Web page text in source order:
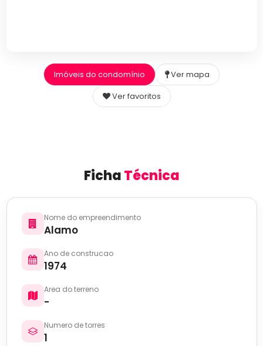
Imóveis do condomínio
Ver mapa
Ver favoritos
FichaTécnica
Nome do empreendimento
Alamo
Ano de construcao
1974
Area do terreno
-
Numero de torres
1